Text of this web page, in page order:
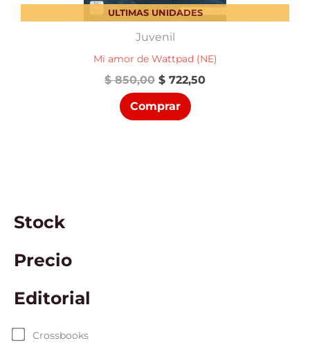
Stock
Precio
Editorial
Crossbooks
ULTIMAS UNIDADES
Juvenil
Mi amor de Wattpad (NE)
$850,00 El
precio
original
era:
$ 722,50El
Comprar